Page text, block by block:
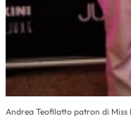
Andrea Teofilatto patron di Miss